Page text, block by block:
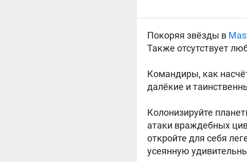
Покоряя звёзды в
Также отсутствует
Командиры, как
далёкие и
Колонизируйте
атаки враждебных
откройте для себя
усеянную